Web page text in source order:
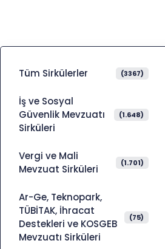
Tüm Sirkülerler (3367)
İş ve Sosyal
Güvenlik Mevzuatı
Sirküleri
(1.648)
Vergi ve Mali
Mevzuat Sirküleri
(1.701)
Ar-Ge, Teknopark,
TÜBİTAK, İhracat
Destekleri ve KOSGEB
Mevzuatı Sirküleri
(75)